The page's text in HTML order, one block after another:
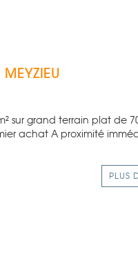
MEYZIEU
m² sur grand terrain plat de
achat A proximité
PLUS